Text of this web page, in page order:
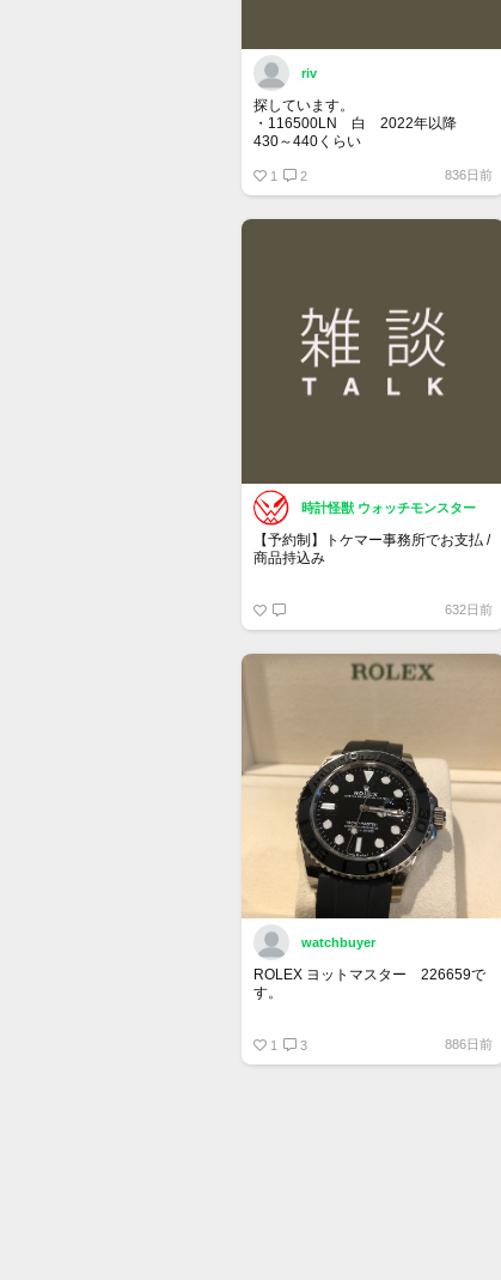
riv
探しています。
・116500LN 白 2022年以降
430～440くらい
式 120くらい
1 2 836日前
時計怪獣 ウォッチモンスター
【予約制】トケマー事務所でお支払 /
商品持込み
フォームからご予約ください！
632日前
watchbuyer
ROLEX ヨットマスター 226659で
す。
うかと思っています。
1 3 886日前